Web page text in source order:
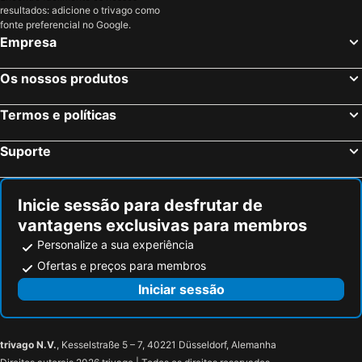
Sea You Apartamentos Valencia Port Saplaya
Sercotel Valencia Alameda 41
Host & Home
Hotel Boutique Balandret
Hotel Mediterraneo Valencia
Valencia Tower
Manises, Valência Hotéis
Madrid, Madrid Hotéis
Sevilha, Andaluzia Hotéis
Barcelona, Catalunha Hotéis
Isla Cristina, Andaluzia Hotéis
resultados: adicione o trivago como
fonte preferencial no Google.
Empresa
Os nossos produtos
Termos e políticas
Suporte
Inicie sessão para desfrutar de
vantagens exclusivas para membros
Personalize a sua experiência
Ofertas e preços para membros
Iniciar sessão
trivago N.V., Kesselstraße 5 – 7, 40221 Düsseldorf, Alemanha